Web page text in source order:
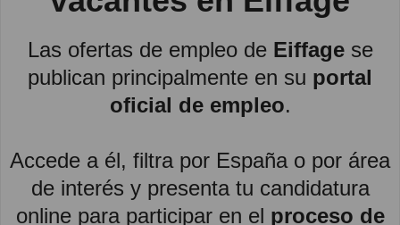
Las ofertas de empleo de Eiffagese
publican principalmente en su portal
oficial de empleo.
Accede a él, filtra por España o por área
de interés y presenta tu candidatura
online para participar en el proceso de